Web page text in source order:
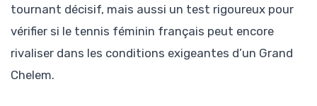
tournant décisif, mais aussi un test rigoureux pour
vérifier si le tennis féminin français peut encore
rivaliser dans les conditions exigeantes d’un Grand
Chelem.